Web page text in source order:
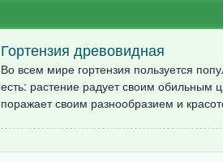
Гортензия древовидная
Во всем мире гортензия пользуется
есть: растение радует своим обильным
поражает своим разнообразием и